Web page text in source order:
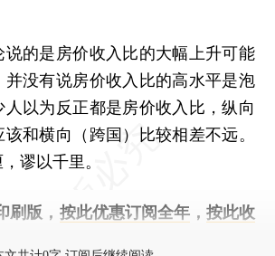
的是房价收入比的大幅上升可能
并没有说房价收入比的高水平是泡
以为反正都是房价收入比，纵向
该和横向（跨国）比较相差不远。
谬以千里。
刷版， 按此优惠订阅全年， 按此收